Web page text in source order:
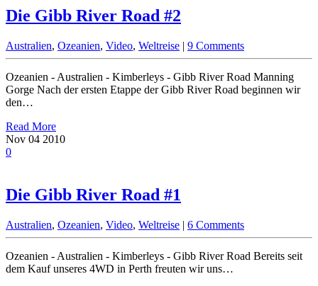
Die Gibb River Road #2
Australien, Ozeanien, Video, Weltreise | 9 Comments
Ozeanien - Australien - Kimberleys - Gibb River Road Manning
Gorge Nach der ersten Etappe der Gibb River Road beginnen wir
den…
Read More
Nov 04 2010
0
Die Gibb River Road #1
Australien, Ozeanien, Video, Weltreise | 6 Comments
Ozeanien - Australien - Kimberleys - Gibb River Road Bereits seit
dem Kauf unseres 4WD in Perth freuten wir uns…